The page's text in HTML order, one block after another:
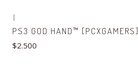
|
PS3 GOD HAND™ [PCXGAMERS]
$2.500